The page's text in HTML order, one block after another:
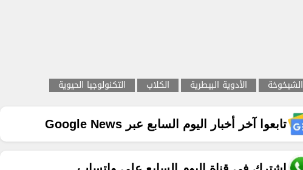
الشيخوخة الأدوية البيطرية الكلاب التكنولوجيا الحيوية
تابعوا آخر أخبار اليوم السابع عبر Google News